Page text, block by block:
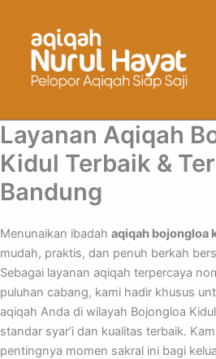
Layanan Aqiqah
Kidul Terbaik &
Bandung
Menunaikan ibadah aqiqah bojongloa
mudah, praktis, dan penuh berkah
Sebagai layanan aqiqah terpercaya
puluhan cabang, kami hadir khusus
aqiqah Anda di wilayah Bojongloa
standar syar’i dan kualitas terbaik.
pentingnya momen sakral ini bagi